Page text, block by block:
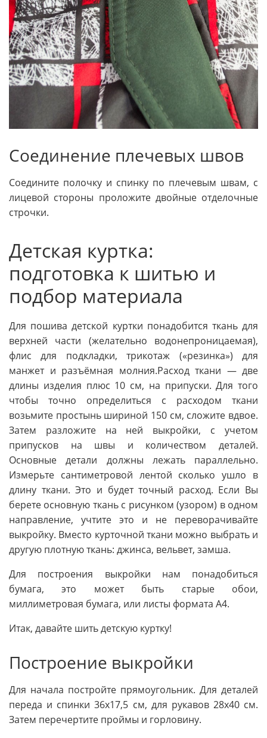
Соединение плечевых швов
Соедините полочку и спинку по плечевым швам, с
лицевой стороны проложите двойные отделочные
строчки.
Детская куртка:
подготовка к шитью и
подбор материала
Для пошива детской куртки понадобится ткань для
верхней части (желательно водонепроницаемая),
флис для подкладки, трикотаж («резинка») для
манжет и разъёмная молния.Расход ткани — две
длины изделия плюс 10 см, на припуски. Для того
чтобы точно определиться с расходом ткани
возьмите простынь шириной 150 см, сложите вдвое.
Затем разложите на ней выкройки, с учетом
припусков на швы и количеством деталей.
Основные детали должны лежать параллельно.
Измерьте сантиметровой лентой сколько ушло в
длину ткани. Это и будет точный расход. Если Вы
берете основную ткань с рисунком (узором) в одном
направление, учтите это и не переворачивайте
выкройку. Вместо курточной ткани можно выбрать и
другую плотную ткань: джинса, вельвет, замша.
Для построения выкройки нам понадобиться
бумага, это может быть старые обои,
миллиметровая бумага, или листы формата А4.
Итак, давайте шить детскую куртку!
Построение выкройки
Для начала постройте прямоугольник. Для деталей
переда и спинки 36х17,5 см, для рукавов 28х40 см.
Затем перечертите проймы и горловину.